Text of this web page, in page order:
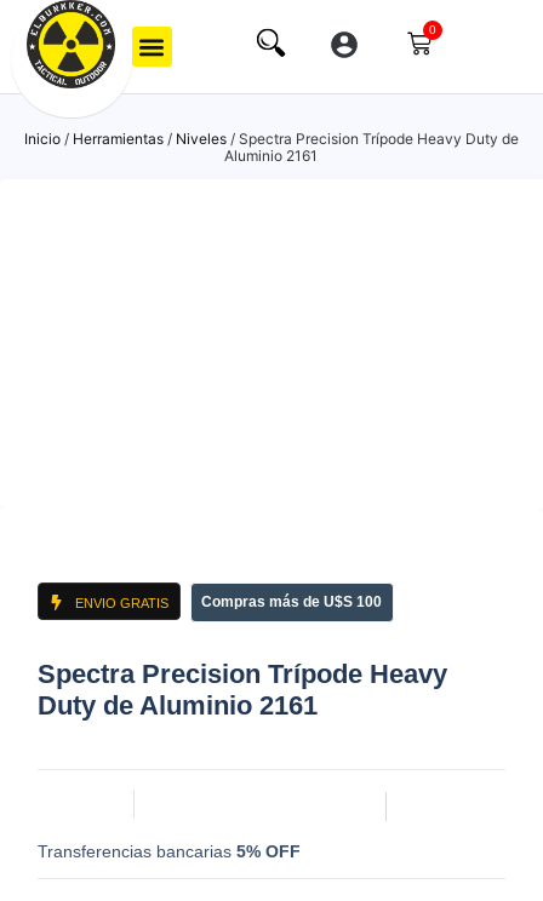
0
Inicio/ Herramientas/ Niveles/ Spectra Precision Trípode Heavy Duty de
Aluminio 2161
ENVIO GRATIS Compras más de U$S 100
Spectra Precision Trípode Heavy
Duty de Aluminio 2161
Transferencias bancarias5% OFF